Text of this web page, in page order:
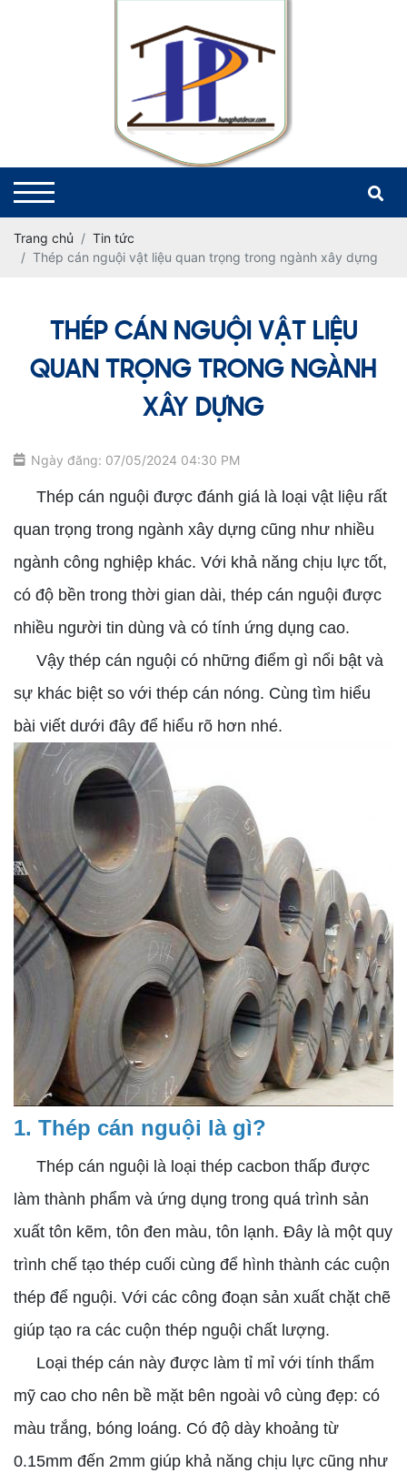
Trang chủ
Tin tức
Thép cán nguội vật liệu quan trọng trong ngành xây dựng
THÉP CÁN NGUỘI VẬT LIỆU
QUAN TRỌNG TRONG NGÀNH
XÂY DỰNG
Ngày đăng: 07/05/2024 04:30 PM
Thép cán nguội được đánh giá là loại vật liệu rất
quan trọng trong ngành xây dựng cũng như nhiều
ngành công nghiệp khác. Với khả năng chịu lực tốt,
có độ bền trong thời gian dài, thép cán nguội được
nhiều người tin dùng và có tính ứng dụng cao.
Vậy thép cán nguội có những điểm gì nổi bật và
sự khác biệt so với thép cán nóng. Cùng tìm hiểu
bài viết dưới đây để hiểu rõ hơn nhé.
1. Thép cán nguội là gì?
Thép cán nguội là loại thép cacbon thấp được
làm thành phẩm và ứng dụng trong quá trình sản
xuất tôn kẽm, tôn đen màu, tôn lạnh. Đây là một quy
trình chế tạo thép cuối cùng để hình thành các cuộn
thép để nguội. Với các công đoạn sản xuất chặt chẽ
giúp tạo ra các cuộn thép nguội chất lượng.
Loại thép cán này được làm tỉ mỉ với tính thẩm
mỹ cao cho nên bề mặt bên ngoài vô cùng đẹp: có
màu trắng, bóng loáng. Có độ dày khoảng từ
0.15mm đến 2mm giúp khả năng chịu lực cũng như